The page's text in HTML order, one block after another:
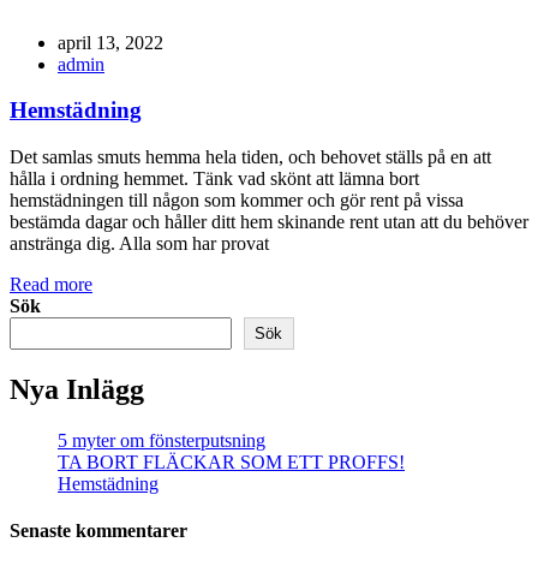
april 13, 2022
admin
Hemstädning
Det samlas smuts hemma hela tiden, och behovet ställs på en att
hålla i ordning hemmet. Tänk vad skönt att lämna bort
hemstädningen till någon som kommer och gör rent på vissa
bestämda dagar och håller ditt hem skinande rent utan att du behöver
anstränga dig. Alla som har provat
Read more
Sök
Sök
Nya Inlägg
5 myter om fönsterputsning
TA BORT FLÄCKAR SOM ETT PROFFS!
Hemstädning
Senaste kommentarer